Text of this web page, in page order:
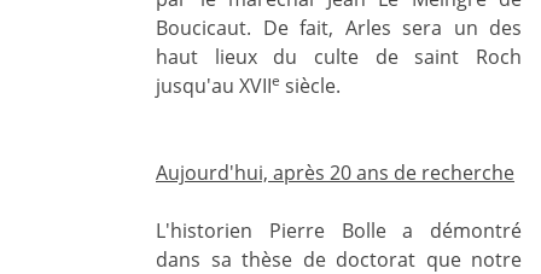
Boucicaut. De fait, Arles sera un des
haut lieux du culte de saint Roch
jusqu'au XVIIe siècle.
Aujourd'hui, après 20 ans de recherche
L'historien Pierre Bolle a démontré
dans sa thèse de doctorat que notre